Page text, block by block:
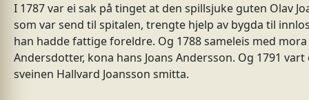
I 1787 var ei sak på tinget at den spillsjuke guten Olav
som var send til spitalen, trengte hjelp av bygda til
han hadde fattige foreldre. Og 1788 sameleis med
Andersdotter, kona hans Joans Andersson. Og 1791 vart
sveinen Hallvard Joansson smitta.